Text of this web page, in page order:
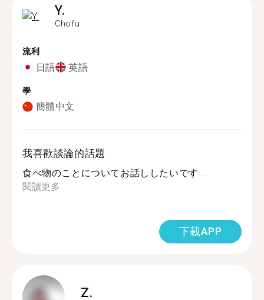
Y.
Chofu
流利
日語 英語
學
簡體中文
我喜歡談論的話題
食べ物のことについてお話ししたいです...
閱讀更多
下載APP
Z.